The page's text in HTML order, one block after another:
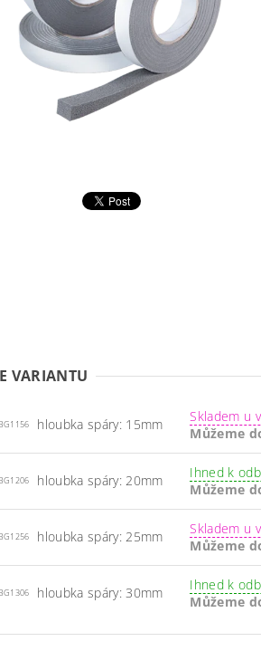
VARIANTU
hloubka spáry: 15mm
Skladem u
Můžeme
hloubka spáry: 20mm
Ihned k
Můžeme
hloubka spáry: 25mm
Skladem u
Můžeme
hloubka spáry: 30mm
Ihned k
Můžeme